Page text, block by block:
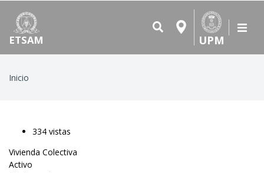
ETSAM UPM
Ruta
Inicio
334 vistas
Vivienda Colectiva
Activo